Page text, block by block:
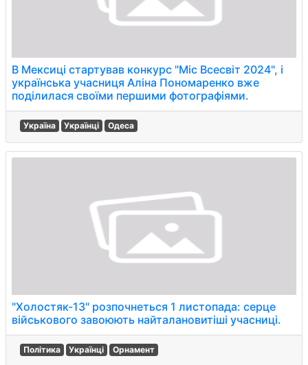
В Мексиці стартував конкурс "Міс Всесвіт 2024", і
українська учасниця Аліна Пономаренко вже
поділилася своїми першими фотографіями.
Україна Українці Одеса
"Холостяк-13" розпочнеться 1 листопада: серце
військового завоюють найталановитіші учасниці.
Політика Українці Орнамент